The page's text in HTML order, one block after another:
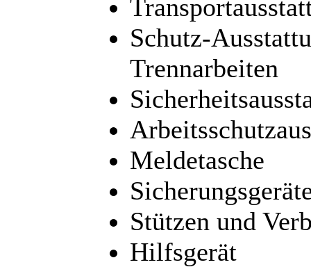
Schutz-
Trennarbeiten
Meldetasche
Stützen und
Hilfsgerät